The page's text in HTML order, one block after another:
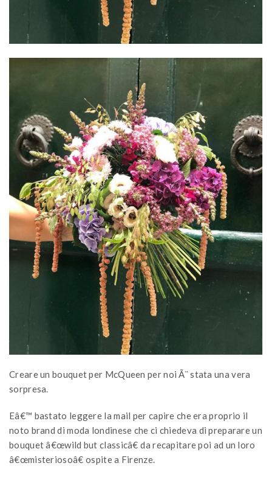
Creare un bouquet per McQueen per noi Ã¨ stata una vera
sorpresa.
Eâ€™ bastato leggere la mail per capire che era proprio il
noto brand di moda londinese che ci chiedeva di preparare un
bouquet â€œwild but classicâ€ da recapitare poi ad un loro
â€œmisteriosoâ€ ospite a Firenze.